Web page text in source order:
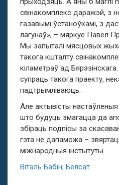
свінакомплекс даражэй, з
газавымі ўстаноўкамі, з
лагунаў», – мяркуе Павел
Мы запыталі мясцовых
такога кшталту
кіламетраў ад
супраць такога праекту,
падтрымліваюць.
Але актывісты
што будуць змагацца да
збіраць подпісы за
гэта не дапаможа –
міжнародныя інстытуты.
Віталь Бабін, Белсат